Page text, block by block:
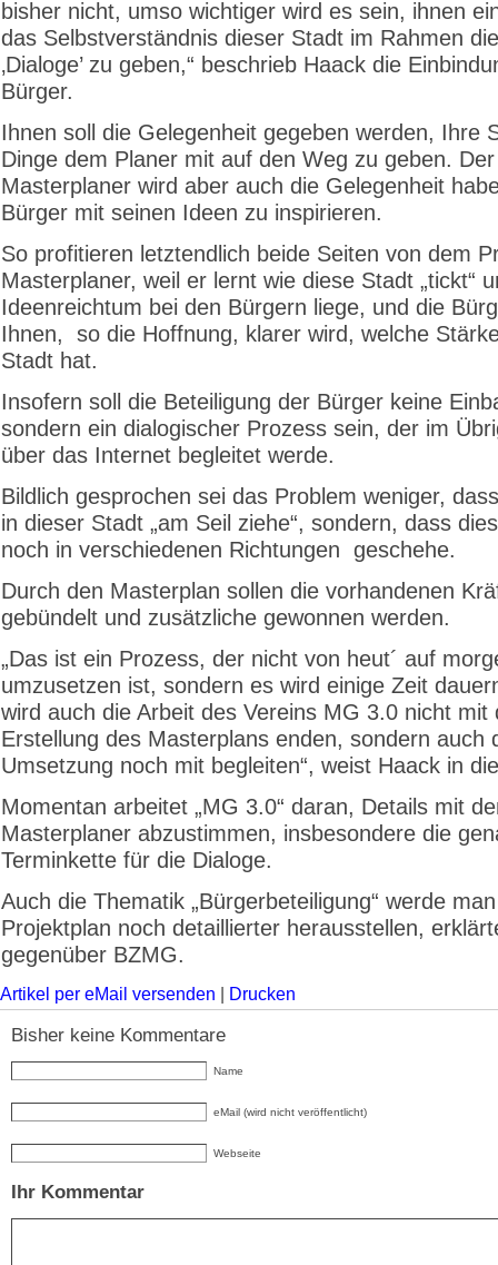
bisher nicht, umso wichtiger wird es sein, ihnen
das Selbstverständnis dieser Stadt im Rahmen
‚Dialoge’ zu geben,“ beschrieb Haack die
Bürger.
Ihnen soll die Gelegenheit gegeben werden, Ihre
Dinge dem Planer mit auf den Weg zu geben. Der
Masterplaner wird aber auch die Gelegenheit
Bürger mit seinen Ideen zu inspirieren.
So profitieren letztendlich beide Seiten von dem
Masterplaner, weil er lernt wie diese Stadt „tickt“
Ideenreichtum bei den Bürgern liege, und die
Ihnen, so die Hoffnung, klarer wird, welche
Stadt hat.
Insofern soll die Beteiligung der Bürger keine
sondern ein dialogischer Prozess sein, der im
über das Internet begleitet werde.
Bildlich gesprochen sei das Problem weniger,
in dieser Stadt „am Seil ziehe“, sondern, dass
noch in verschiedenen Richtungen geschehe.
Durch den Masterplan sollen die vorhandenen
gebündelt und zusätzliche gewonnen werden.
„Das ist ein Prozess, der nicht von heut´ auf
umzusetzen ist, sondern es wird einige Zeit
wird auch die Arbeit des Vereins MG 3.0 nicht mit
Erstellung des Masterplans enden, sondern auch
Umsetzung noch mit begleiten“, weist Haack in
Momentan arbeitet „MG 3.0“ daran, Details mit
Masterplaner abzustimmen, insbesondere die
Terminkette für die Dialoge.
Auch die Thematik „Bürgerbeteiligung“ werde
Projektplan noch detaillierter herausstellen,
gegenüber BZMG.
Artikel per eMail versenden Drucken
Bisher keine Kommentare
Name
eMail (wird nicht veröffentlicht)
Webseite
Ihr Kommentar